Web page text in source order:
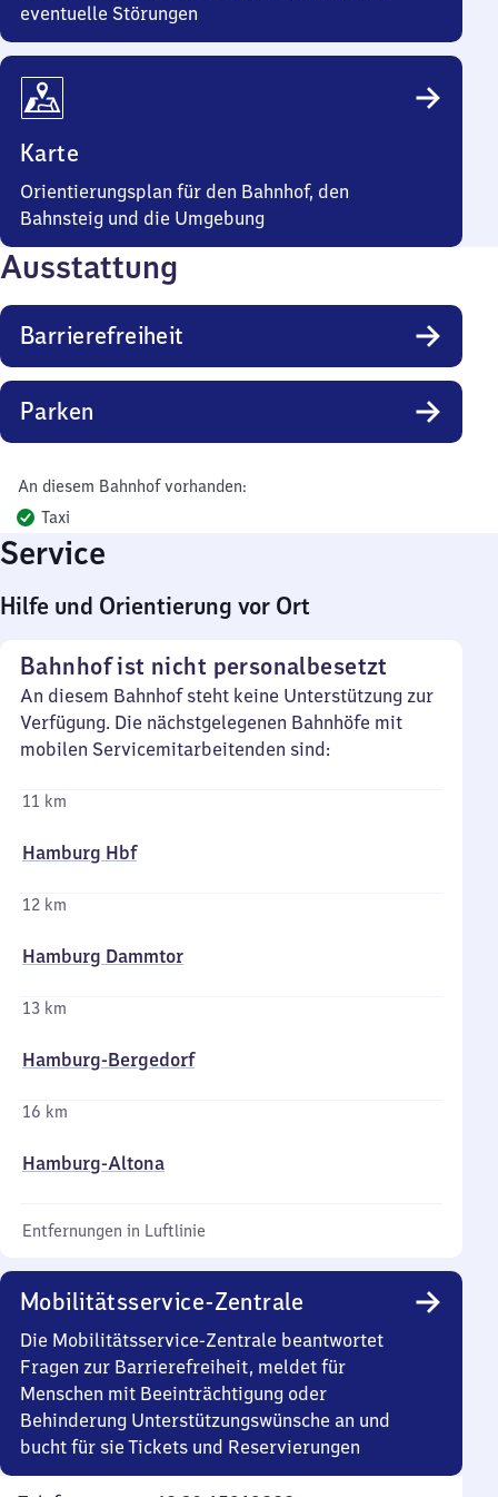
eventuelle Störungen
Karte
Orientierungsplan für den Bahnhof, den
Bahnsteig und die Umgebung
Ausstattung
Barrierefreiheit
Parken
An diesem Bahnhof vorhanden:
Taxi
Service
Hilfe und Orientierung vor Ort
Bahnhof ist nicht personalbesetzt
An diesem Bahnhof steht keine Unterstützung zur
Verfügung. Die nächstgelegenen Bahnhöfe mit
mobilen Servicemitarbeitenden sind:
11 km
Hamburg Hbf
12 km
Hamburg Dammtor
13 km
Hamburg-Bergedorf
16 km
Hamburg-Altona
Entfernungen in Luftlinie
Mobilitätsservice-Zentrale
Die Mobilitätsservice-Zentrale beantwortet
Fragen zur Barrierefreiheit, meldet für
Menschen mit Beeinträchtigung oder
Behinderung Unterstützungswünsche an und
bucht für sie Tickets und Reservierungen